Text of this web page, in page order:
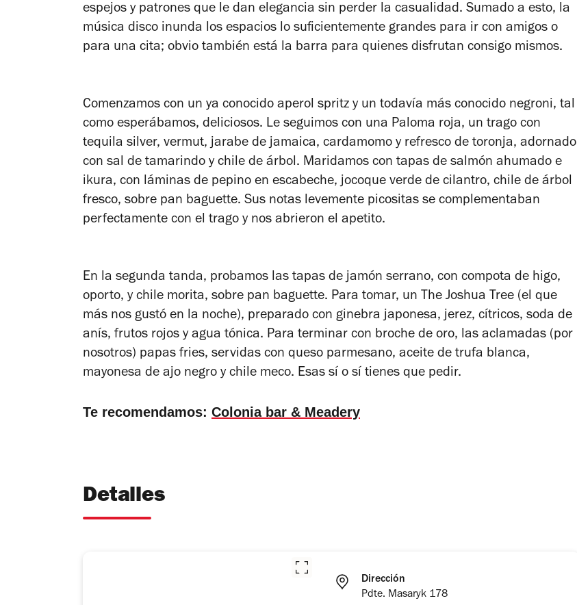
espejos y patrones que le dan elegancia sin perder la casualidad. Sumado a esto, la
música disco inunda los espacios lo suficientemente grandes para ir con amigos o
para una cita; obvio también está la barra para quienes disfrutan consigo mismos.
Comenzamos con un ya conocido aperol spritz y un todavía más conocido negroni, tal
como esperábamos, deliciosos. Le seguimos con una Paloma roja, un trago con
tequila silver, vermut, jarabe de jamaica, cardamomo y refresco de toronja, adornado
con sal de tamarindo y chile de árbol. Maridamos con tapas de salmón ahumado e
ikura, con láminas de pepino en escabeche, jocoque verde de cilantro, chile de árbol
fresco, sobre pan baguette. Sus notas levemente picositas se complementaban
perfectamente con el trago y nos abrieron el apetito.
En la segunda tanda, probamos las tapas de jamón serrano, con compota de higo,
oporto, y chile morita, sobre pan baguette. Para tomar, un The Joshua Tree (el que
más nos gustó en la noche), preparado con ginebra japonesa, jerez, cítricos, soda de
anís, frutos rojos y agua tónica. Para terminar con broche de oro, las aclamadas (por
nosotros) papas fries, servidas con queso parmesano, aceite de trufa blanca,
mayonesa de ajo negro y chile meco. Esas sí o sí tienes que pedir.
Te recomendamos: Colonia bar & Meadery
Detalles
Dirección
Pdte. Masaryk 178